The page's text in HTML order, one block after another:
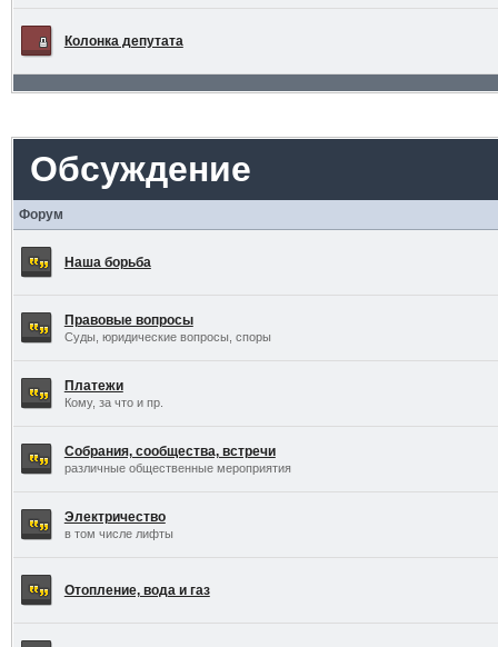
Колонка депутата
Обсуждение
Форум
Наша борьба
Правовые вопросы
Суды, юридические вопросы, споры
Платежи
Кому, за что и пр.
Собрания, сообщества, встречи
различные общественные мероприятия
Электричество
в том числе лифты
Отопление, вода и газ